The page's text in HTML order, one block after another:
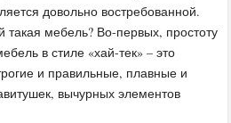
довольно востребованной.
такая мебель? Во-первых, простоту
в стиле «хай-тек» – это
и правильные, плавные и
вычурных элементов